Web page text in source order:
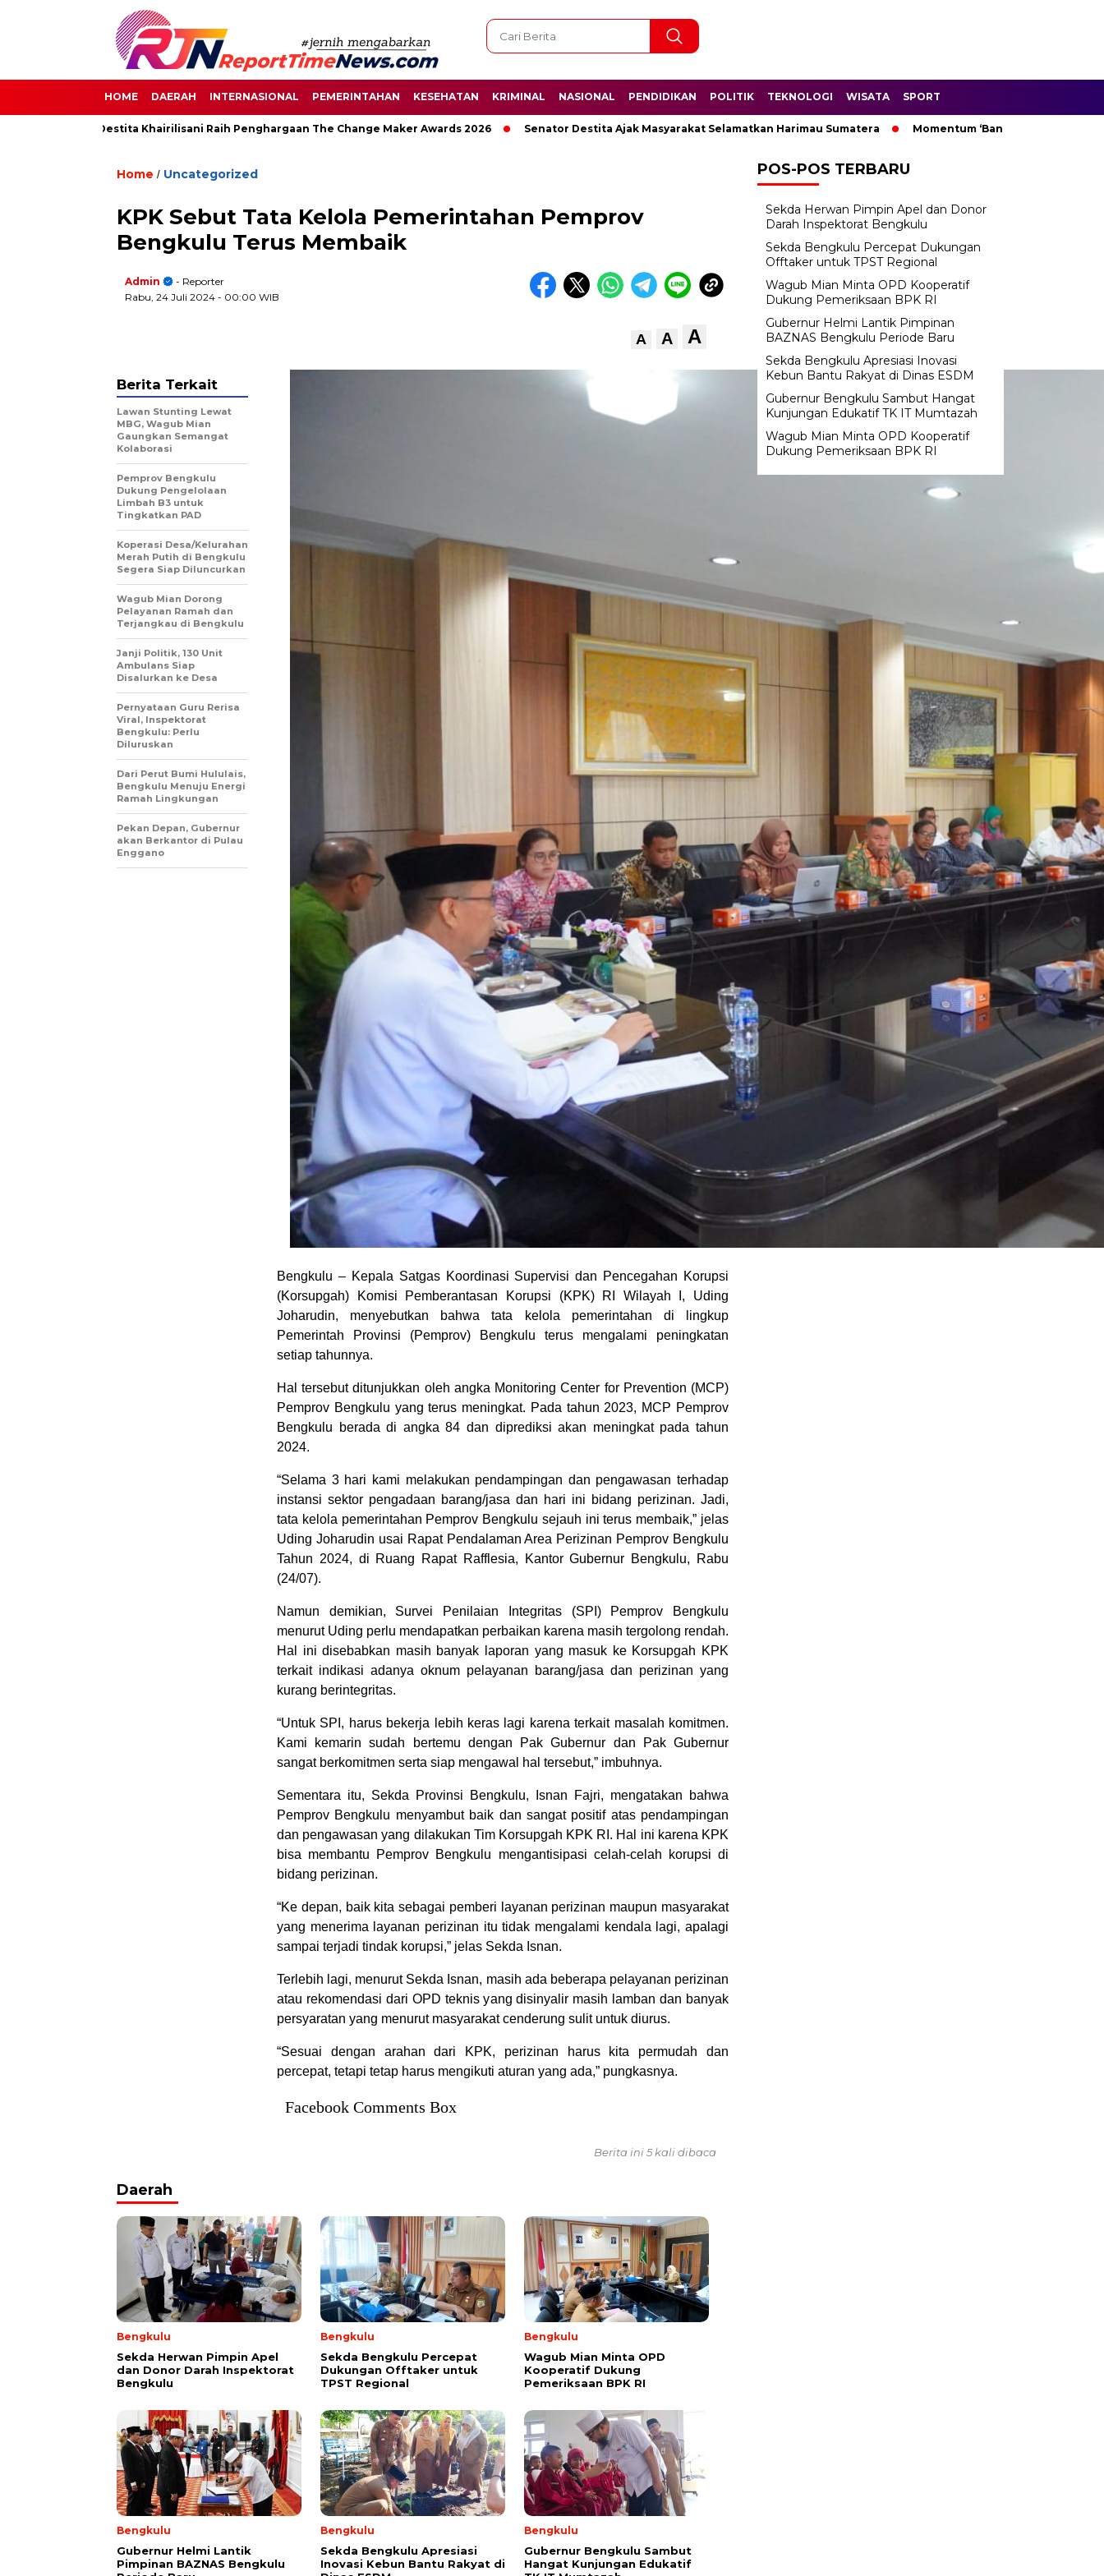
HOME DAERAH INTERNASIONAL PEMERINTAHAN KESEHATAN KRIMINAL NASIONAL PENDIDIKAN POLITIK TEKNOLOGI WISATA SPORT
Destita Khairilisani Raih Penghargaan The Change Maker Awards 2026 Senator Destita Ajak Masyarakat Selamatkan Harimau Sumatera Momentum ‘Bantu Rakyat’: Wagub Mian
Home / Uncategorized
KPK Sebut Tata Kelola Pemerintahan Pemprov
Bengkulu Terus Membaik
Admin
- Reporter
Rabu, 24 Juli 2024 - 00:00 WIB
A A A
Bengkulu – Kepala Satgas Koordinasi Supervisi dan Pencegahan Korupsi
(Korsupgah) Komisi Pemberantasan Korupsi (KPK) RI Wilayah I, Uding
Joharudin, menyebutkan bahwa tata kelola pemerintahan di lingkup
Pemerintah Provinsi (Pemprov) Bengkulu terus mengalami peningkatan
setiap tahunnya.
Hal tersebut ditunjukkan oleh angka Monitoring Center for Prevention (MCP)
Pemprov Bengkulu yang terus meningkat. Pada tahun 2023, MCP Pemprov
Bengkulu berada di angka 84 dan diprediksi akan meningkat pada tahun
2024.
“Selama 3 hari kami melakukan pendampingan dan pengawasan terhadap
instansi sektor pengadaan barang/jasa dan hari ini bidang perizinan. Jadi,
tata kelola pemerintahan Pemprov Bengkulu sejauh ini terus membaik,” jelas
Uding Joharudin usai Rapat Pendalaman Area Perizinan Pemprov Bengkulu
Tahun 2024, di Ruang Rapat Rafflesia, Kantor Gubernur Bengkulu, Rabu
(24/07).
Namun demikian, Survei Penilaian Integritas (SPI) Pemprov Bengkulu
menurut Uding perlu mendapatkan perbaikan karena masih tergolong rendah.
Hal ini disebabkan masih banyak laporan yang masuk ke Korsupgah KPK
terkait indikasi adanya oknum pelayanan barang/jasa dan perizinan yang
kurang berintegritas.
“Untuk SPI, harus bekerja lebih keras lagi karena terkait masalah komitmen.
Kami kemarin sudah bertemu dengan Pak Gubernur dan Pak Gubernur
sangat berkomitmen serta siap mengawal hal tersebut,” imbuhnya.
Sementara itu, Sekda Provinsi Bengkulu, Isnan Fajri, mengatakan bahwa
Pemprov Bengkulu menyambut baik dan sangat positif atas pendampingan
dan pengawasan yang dilakukan Tim Korsupgah KPK RI. Hal ini karena KPK
bisa membantu Pemprov Bengkulu mengantisipasi celah-celah korupsi di
bidang perizinan.
“Ke depan, baik kita sebagai pemberi layanan perizinan maupun masyarakat
yang menerima layanan perizinan itu tidak mengalami kendala lagi, apalagi
sampai terjadi tindak korupsi,” jelas Sekda Isnan.
Terlebih lagi, menurut Sekda Isnan, masih ada beberapa pelayanan perizinan
atau rekomendasi dari OPD teknis yang disinyalir masih lamban dan banyak
persyaratan yang menurut masyarakat cenderung sulit untuk diurus.
“Sesuai dengan arahan dari KPK, perizinan harus kita permudah dan
percepat, tetapi tetap harus mengikuti aturan yang ada,” pungkasnya.
Facebook Comments Box
Berita Terkait
Lawan Stunting Lewat
MBG, Wagub Mian
Gaungkan Semangat
Kolaborasi
Pemprov Bengkulu
Dukung Pengelolaan
Limbah B3 untuk
Tingkatkan PAD
Koperasi Desa/Kelurahan
Merah Putih di Bengkulu
Segera Siap Diluncurkan
Wagub Mian Dorong
Pelayanan Ramah dan
Terjangkau di Bengkulu
Janji Politik, 130 Unit
Ambulans Siap
Disalurkan ke Desa
Pernyataan Guru Rerisa
Viral, Inspektorat
Bengkulu: Perlu
Diluruskan
Dari Perut Bumi Hululais,
Bengkulu Menuju Energi
Ramah Lingkungan
Pekan Depan, Gubernur
akan Berkantor di Pulau
Enggano
Berita ini 5 kali dibaca
Daerah
Bengkulu
Sekda Herwan Pimpin Apel
dan Donor Darah Inspektorat
Bengkulu
Bengkulu
Sekda Bengkulu Percepat
Dukungan Offtaker untuk
TPST Regional
Bengkulu
Wagub Mian Minta OPD
Kooperatif Dukung
Pemeriksaan BPK RI
Bengkulu
Gubernur Helmi Lantik
Pimpinan BAZNAS Bengkulu
Bengkulu
Sekda Bengkulu Apresiasi
Inovasi Kebun Bantu Rakyat di
Bengkulu
Gubernur Bengkulu Sambut
Hangat Kunjungan Edukatif
POS-POS TERBARU
Sekda Herwan Pimpin Apel dan Donor
Darah Inspektorat Bengkulu
Sekda Bengkulu Percepat Dukungan
Offtaker untuk TPST Regional
Wagub Mian Minta OPD Kooperatif
Dukung Pemeriksaan BPK RI
Gubernur Helmi Lantik Pimpinan
BAZNAS Bengkulu Periode Baru
Sekda Bengkulu Apresiasi Inovasi
Kebun Bantu Rakyat di Dinas ESDM
Gubernur Bengkulu Sambut Hangat
Kunjungan Edukatif TK IT Mumtazah
Wagub Mian Minta OPD Kooperatif
Dukung Pemeriksaan BPK RI